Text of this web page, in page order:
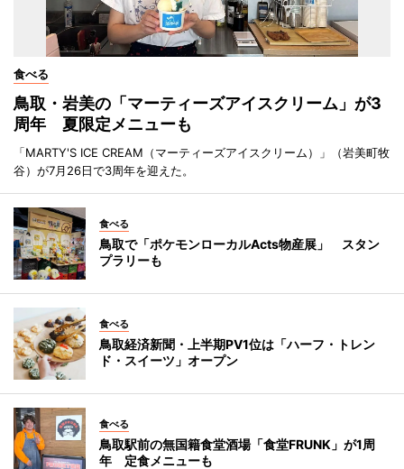
食べる
鳥取・岩美の「マーティーズアイスクリーム」が3
周年 夏限定メニューも
「MARTY'S ICE CREAM（マーティーズアイスクリーム）」（岩美町牧
谷）が7月26日で3周年を迎えた。
食べる
鳥取で「ポケモンローカルActs物産展」 スタン
プラリーも
食べる
鳥取経済新聞・上半期PV1位は「ハーフ・トレン
ド・スイーツ」オープン
食べる
鳥取駅前の無国籍食堂酒場「食堂FRUNK」が1周
年 定食メニューも